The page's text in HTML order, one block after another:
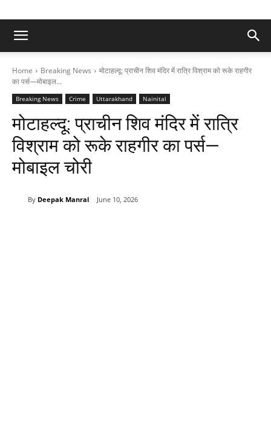
Home Breaking News
मोटाहल्दू: प्राचीन शिव मंदिर में रात्रि विश्राम को रूके राहगीर
का पर्स—मोबाइल...
Breaking News Crime Uttarakhand Nainital
मोटाहल्दू: प्राचीन शिव मंदिर में रात्रि
विश्राम को रूके राहगीर का पर्स—
मोबाइल चोरी
By Deepak Manral June 10, 2026